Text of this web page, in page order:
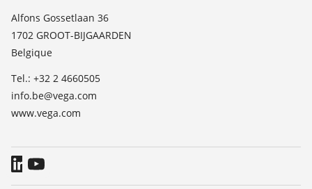
TeamViewer
Contact
News
Presse
Blog
Alfons Gossetlaan 36
1702 GROOT-BIJGAARDEN
Belgique
Tel.: +32 2 4660505
info.be@vega.com
www.vega.com